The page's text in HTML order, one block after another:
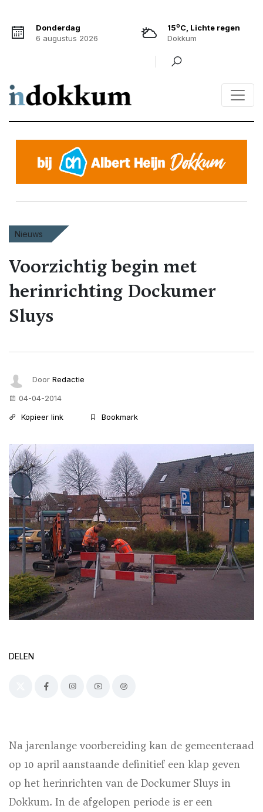
Donderdag
6 augustus 2026
15oC, Lichte regen
Dokkum
Nieuws
Voorzichtig begin met
herinrichting Dockumer
Sluys
Door Redactie
04-04-2014
Kopieer link
Bookmark
DELEN
Na jarenlange voorbereiding kan de gemeenteraad
op 10 april aanstaande definitief een klap geven
op het herinrichten van de Dockumer Sluys in
Dokkum. In de afgelopen periode is er een